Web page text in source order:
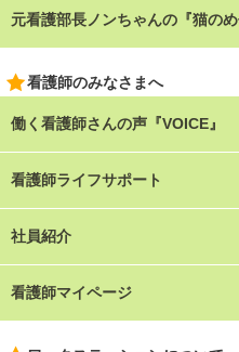
元看護部長ノンちゃんの『猫のめ
看護師のみなさまへ
働く看護師さんの声『VOICE』
看護師ライフサポート
社員紹介
看護師マイページ